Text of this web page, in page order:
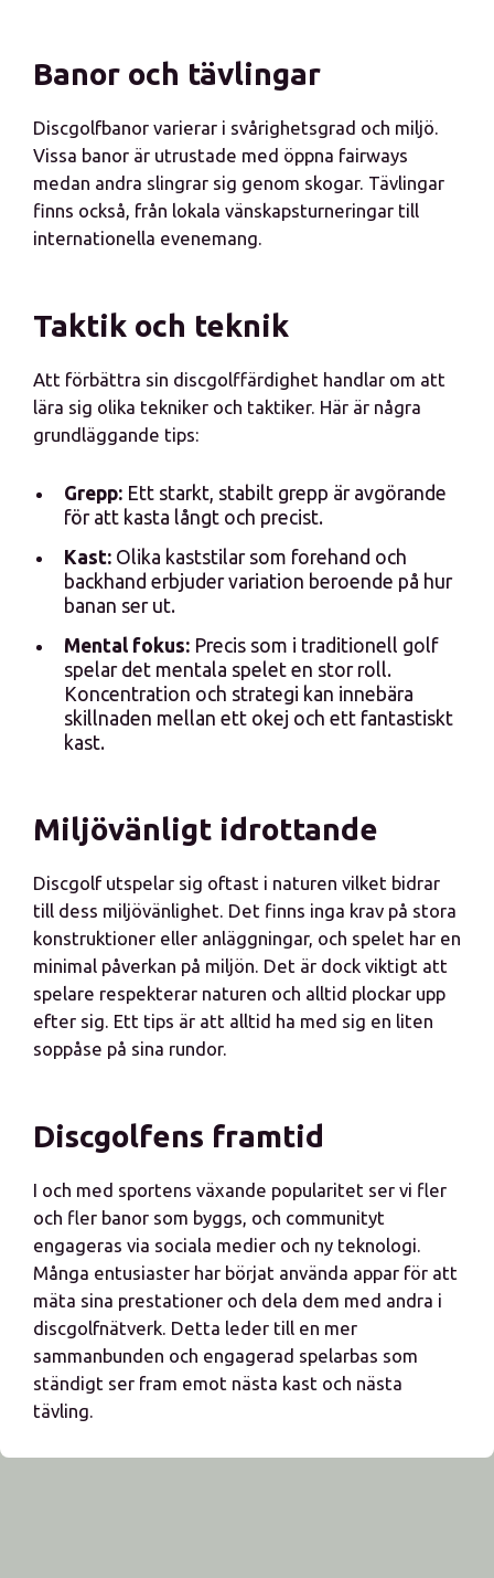
Banor och tävlingar
Discgolfbanor varierar i svårighetsgrad och miljö.
Vissa banor är utrustade med öppna fairways
medan andra slingrar sig genom skogar. Tävlingar
finns också, från lokala vänskapsturneringar till
internationella evenemang.
Taktik och teknik
Att förbättra sin discgolffärdighet handlar om att
lära sig olika tekniker och taktiker. Här är några
grundläggande tips:
Grepp: Ett starkt, stabilt grepp är avgörande
för att kasta långt och precist.
Kast: Olika kaststilar som forehand och
backhand erbjuder variation beroende på hur
banan ser ut.
Mental fokus: Precis som i traditionell golf
spelar det mentala spelet en stor roll.
Koncentration och strategi kan innebära
skillnaden mellan ett okej och ett fantastiskt
kast.
Miljövänligt idrottande
Discgolf utspelar sig oftast i naturen vilket bidrar
till dess miljövänlighet. Det finns inga krav på stora
konstruktioner eller anläggningar, och spelet har en
minimal påverkan på miljön. Det är dock viktigt att
spelare respekterar naturen och alltid plockar upp
efter sig. Ett tips är att alltid ha med sig en liten
soppåse på sina rundor.
Discgolfens framtid
I och med sportens växande popularitet ser vi fler
och fler banor som byggs, och communityt
engageras via sociala medier och ny teknologi.
Många entusiaster har börjat använda appar för att
mäta sina prestationer och dela dem med andra i
discgolfnätverk. Detta leder till en mer
sammanbunden och engagerad spelarbas som
ständigt ser fram emot nästa kast och nästa
tävling.